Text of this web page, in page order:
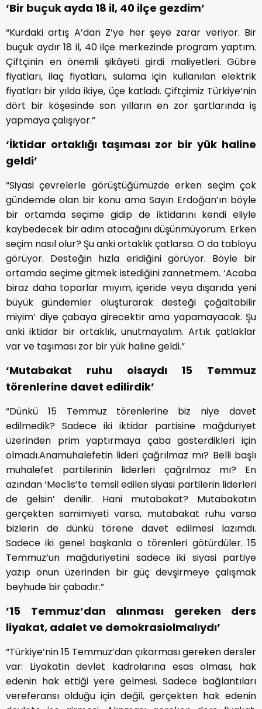
‘Bir buçuk ayda 18 il, 40 ilçe gezdim’
“Kurdaki artış A’dan Z’ye her şeye zarar veriyor. Bir
buçuk aydır 18 il, 40 ilçe merkezinde program yaptım.
Çiftçinin en önemli şikâyeti girdi maliyetleri. Gübre
fiyatları, ilaç fiyatları, sulama için kullanılan elektrik
fiyatları bir yılda ikiye, üçe katladı. Çiftçimiz Türkiye’nin
dört bir köşesinde son yılların en zor şartlarında iş
yapmaya çalışıyor.”
‘İktidar ortaklığı taşıması zor bir yük haline
geldi’
“Siyasi çevrelerle görüştüğümüzde erken seçim çok
gündemde olan bir konu ama Sayın Erdoğan’ın böyle
bir ortamda seçime gidip de iktidarını kendi eliyle
kaybedecek bir adım atacağını düşünmüyorum. Erken
seçim nasıl olur? Şu anki ortaklık çatlarsa. O da tabloyu
görüyor. Desteğin hızla eridiğini görüyor. Böyle bir
ortamda seçime gitmek istediğini zannetmem. ‘Acaba
biraz daha toparlar mıyım, içeride veya dışarıda yeni
büyük gündemler oluşturarak desteği çoğaltabilir
miyim’ diye çabaya girecektir ama yapamayacak. Şu
anki iktidar bir ortaklık, unutmayalım. Artık çatlaklar
var ve taşıması zor bir yük haline geldi.”
‘Mutabakat ruhu olsaydı 15 Temmuz
törenlerine davet edilirdik’
“Dünkü 15 Temmuz törenlerine biz niye davet
edilmedik? Sadece iki iktidar partisine mağduriyet
üzerinden prim yaptırmaya çaba gösterdikleri için
olmadı.Anamuhalefetin lideri çağrılmaz mı? Belli başlı
muhalefet partilerinin liderleri çağrılmaz mı? En
azından ‘Meclis’te temsil edilen siyasi partilerin liderleri
de gelsin’ denilir. Hani mutabakat? Mutabakatın
gerçekten samimiyeti varsa, mutabakat ruhu varsa
bizlerin de dünkü törene davet edilmesi lazımdı.
Sadece iki genel başkanla o törenleri götürdüler. 15
Temmuz’un mağduriyetini sadece iki siyasi partiye
yazıp onun üzerinden bir güç devşirmeye çalışmak
beyhude bir çabadır.”
’15 Temmuz’dan alınması gereken ders
liyakat, adalet ve demokrasiolmalıydı’
“Türkiye’nin 15 Temmuz’dan çıkarması gereken dersler
var: Liyakatin devlet kadrolarına esas olması, hak
edenin hak ettiği yere gelmesi. Sadece bağlantıları
vereferansı olduğu için değil, gerçekten hak edenin